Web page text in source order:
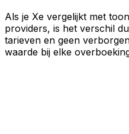
Als je Xe vergelijkt met
providers, is het verschil
tarieven en geen
waarde bij elke